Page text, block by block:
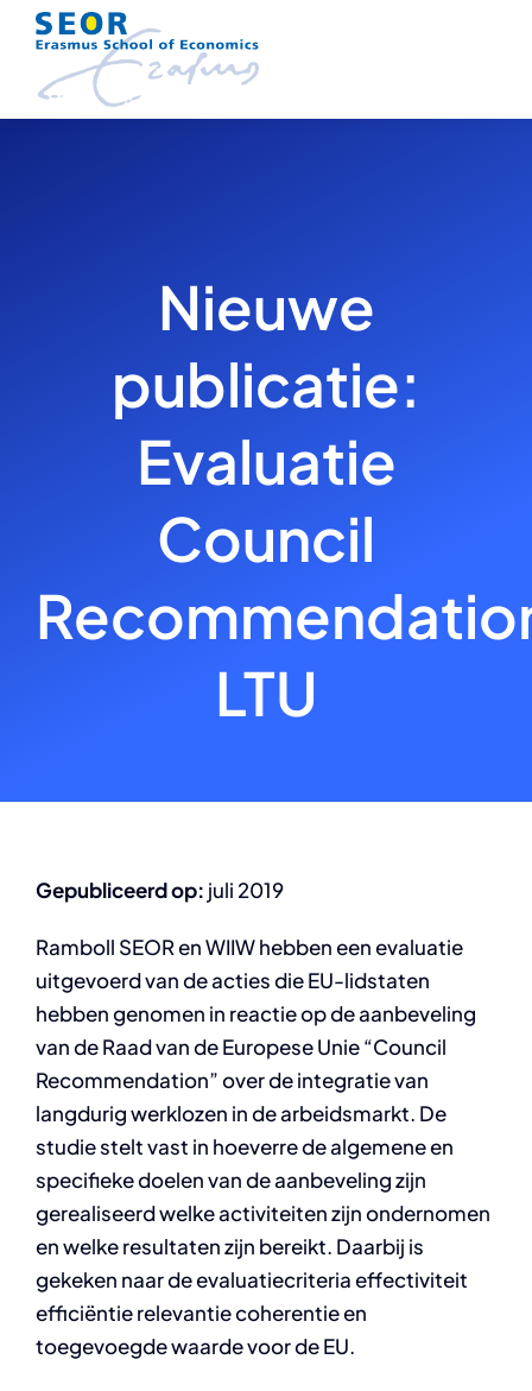
Skip
content
Nieuwe
publicatie:
Evaluatie
Council
LTU
Gepubliceerd op: juli 2019
Ramboll SEOR en WIIW hebben een evaluatie
uitgevoerd van de acties die EU-lidstaten
hebben genomen in reactie op de aanbeveling
van de Raad van de Europese Unie “Council
Recommendation” over de integratie van
langdurig werklozen in de arbeidsmarkt. De
studie stelt vast in hoeverre de algemene en
specifieke doelen van de aanbeveling zijn
gerealiseerd welke activiteiten zijn ondernomen
en welke resultaten zijn bereikt. Daarbij is
gekeken naar de evaluatiecriteria effectiviteit
efficiëntie relevantie coherentie en
toegevoegde waarde voor de EU.